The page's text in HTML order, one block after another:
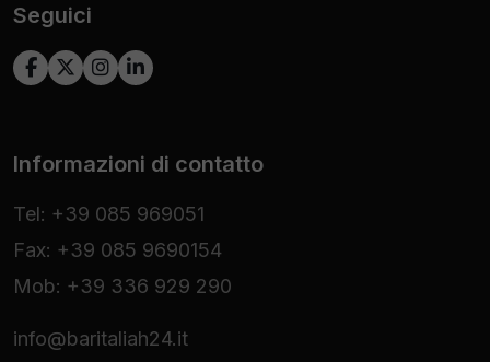
Seguici
Informazioni di contatto
Tel: +39 085 969051
Fax: +39 085 9690154
Mob: +39 336 929 290
info@baritaliah24.it